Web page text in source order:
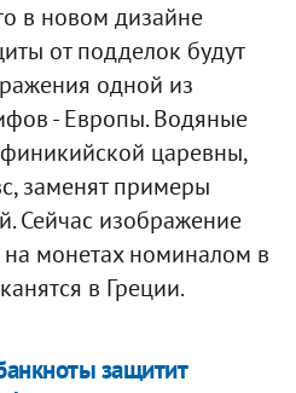
в новом дизайне
от подделок будут
одной из
- Европы. Водяные
царевны,
заменят примеры
Сейчас изображение
на монетах номиналом в
в Греции.
защитит